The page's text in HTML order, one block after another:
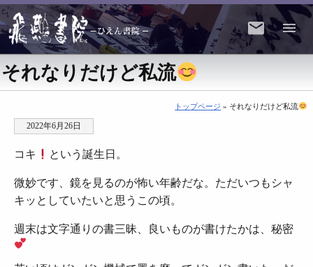
それなりだけど私流
トップページ » それなりだけど私流
2022年6月26日
コキ という誕生日。
微妙です、鏡を見るのが怖い年齢だな。ただいつもシャ
キッとしていたいと思うこの頃。
週末は文字通りの書三昧、良いものが書けたかは、秘密